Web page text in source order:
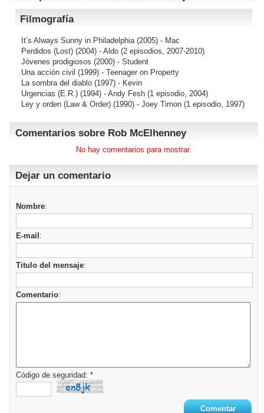
Filmografía
It’s Always Sunny in Philadelphia(2005) - Mac
Perdidos (Lost) (2004) - Aldo (2 episodios, 2007-2010)
Jóvenes prodigiosos (2000) - Student
Una acción civil (1999) - Teenager on Property
La sombra del diablo (1997) - Kevin
Urgencias (E.R.) (1994) - Andy Fesh (1 episodio, 2004)
Ley y orden (Law & Order) (1990) - Joey Timon (1 episodio, 1997)
Comentarios sobre Rob McElhenney
No hay comentarios para mostrar.
Dejar un comentario
Nombre:
E-mail :
Titulo del mensaje:
Comentario:
Código de seguridad: *